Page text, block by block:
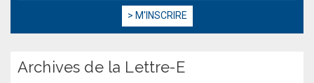
Archives de la Lettre-E